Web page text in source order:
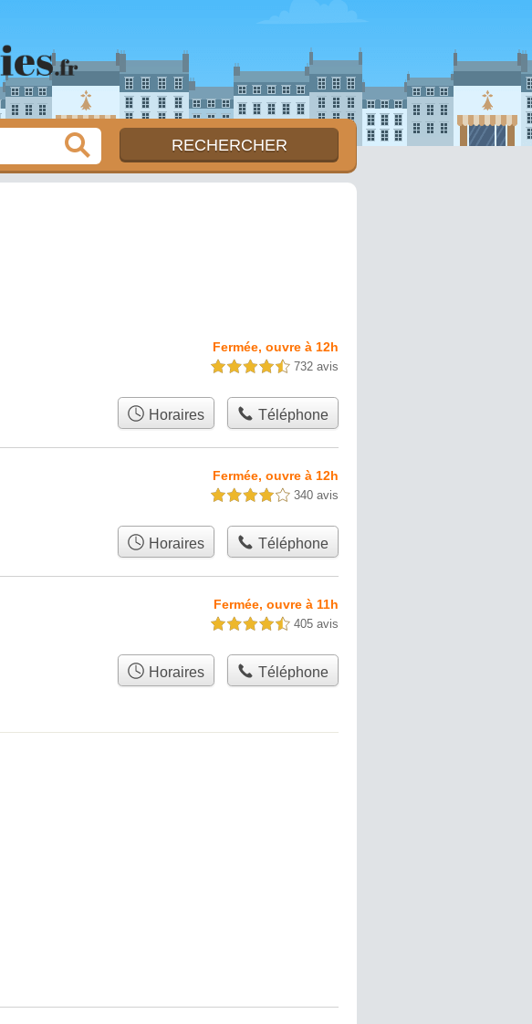
Fermée, ouvre à 12h
4,5 étoiles sur 5 732 avis
Horaires Téléphone
Fermée, ouvre à 12h
4,0 étoiles sur 5 340 avis
Horaires Téléphone
Fermée, ouvre à 11h
4,5 étoiles sur 5 405 avis
Horaires Téléphone